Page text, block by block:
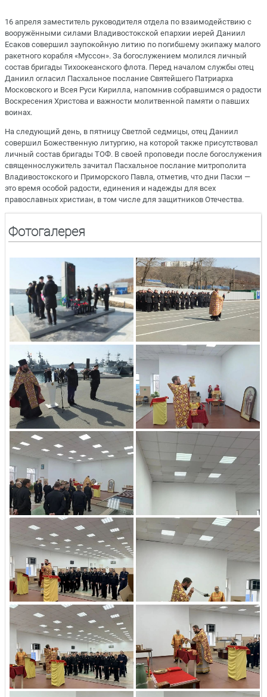
16 апреля заместитель руководителя отдела по взаимодействию с
вооружёнными силами Владивостокской епархии иерей Даниил
Есаков совершил заупокойную литию по погибшему экипажу малого
ракетного корабля «Муссон». За богослужением молился личный
состав бригады Тихоокеанского флота. Перед началом службы отец
Даниил огласил Пасхальное послание Святейшего Патриарха
Московского и Всея Руси Кирилла, напомнив собравшимся о радости
Воскресения Христова и важности молитвенной памяти о павших
воинах.
На следующий день, в пятницу Светлой седмицы, отец Даниил
совершил Божественную литургию, на которой также присутствовал
личный состав бригады ТОФ. В своей проповеди после богослужения
священнослужитель зачитал Пасхальное послание митрополита
Владивостокского и Приморского Павла, отметив, что дни Пасхи —
это время особой радости, единения и надежды для всех
православных христиан, в том числе для защитников Отечества.
Фотогалерея